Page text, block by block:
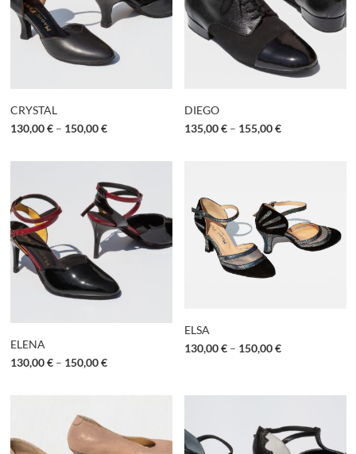
CRYSTAL
130,00€– 150,00€
DIEGO
135,00€– 155,00€
ELENA
130,00€– 150,00€
ELSA
130,00€– 150,00€